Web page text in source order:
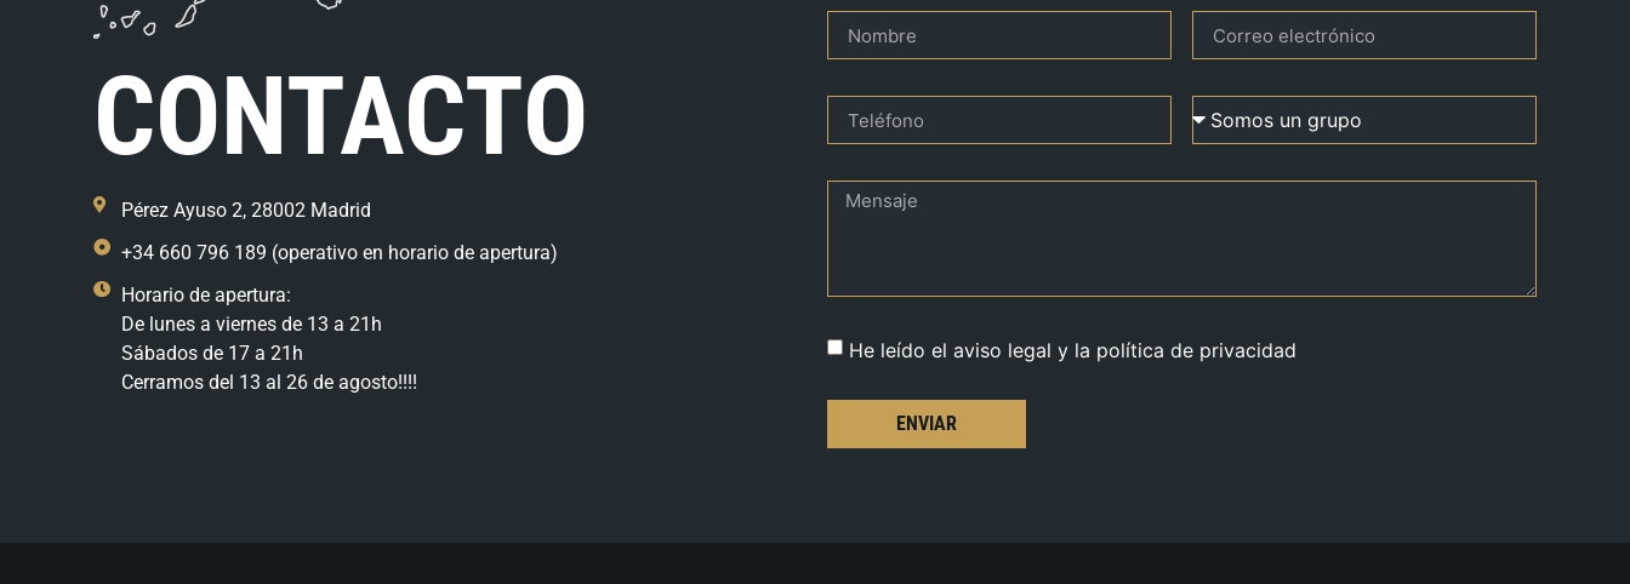
CONTACTO
Pérez Ayuso 2, 28002 Madrid
+34 660 796 189 (operativo en horario de apertura)
Horario de apertura:
De lunes a viernes de 13 a 21h
Sábados de 17 a 21h
Cerramos del 13 al 26 de agosto!!!!
He leído el aviso legal y la política de privacidad
ENVIAR